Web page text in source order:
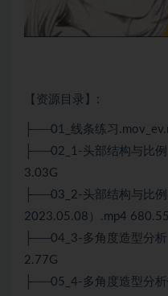
【资源目录】:
├──01_线条练习
├──02_1-头部结构与比
3.03G
├──03_2-头部结构与比
2023.05.08）.mp4
├──04_3-多角度造型分
2.77G
├──05_4-多角度造型分